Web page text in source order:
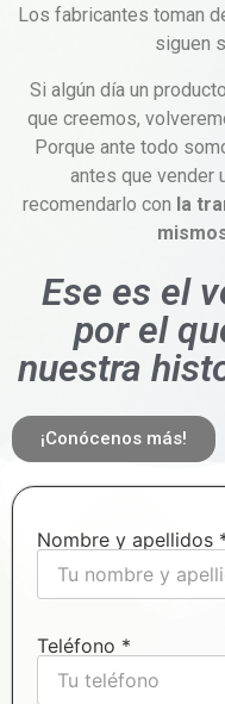
Los fabricantes toman
siguen
Si algún día un
que creemos,
Porque ante todo
antes que vender
recomendarlo con la
Ese es el
por el
nuestra
¡Conócenos más!
Nombre y apellidos
Teléfono *